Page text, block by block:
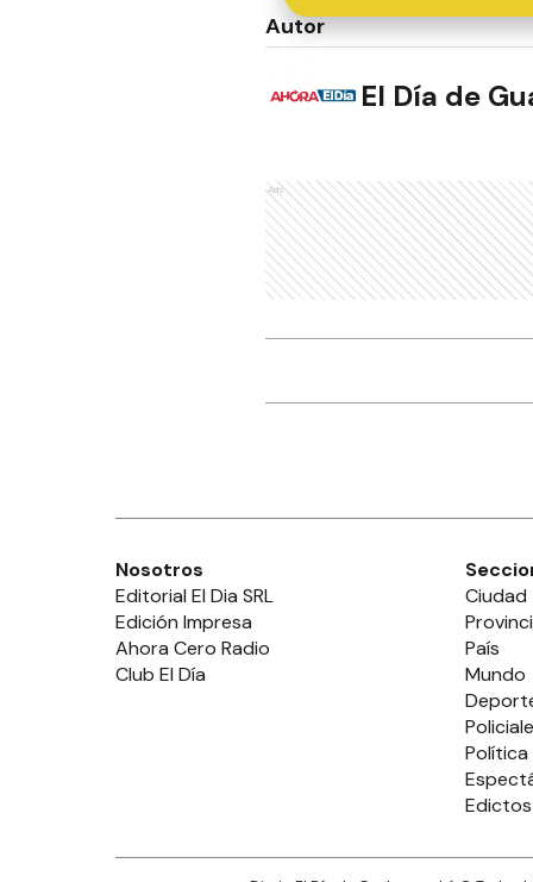
Autor
El Día de
Ads
Nosotros
Editorial El Dia SRL
Edición Impresa
Ahora Cero Radio
Club El Día
Ciudad
País
Mundo
Política
Edictos